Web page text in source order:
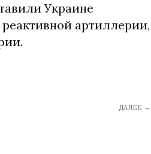
Украине
артиллерии,
ДАЛЕЕ →